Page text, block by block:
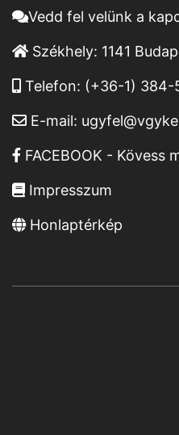
Vedd fel velünk a
Székhely: 1141
Telefon: (+36-1) 384-
E-mail:
FACEBOOK - Kövess
Impresszum
Honlaptérkép